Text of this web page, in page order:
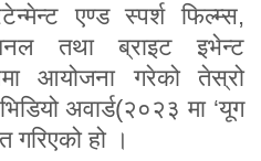
एण्ड स्पर्श फिल्म्स,
तथा ब्राइट इभेन्ट
आयोजना गरेको तेस्रो
अवार्ड(२०२३ मा ‘यूग
गरिएको हो ।